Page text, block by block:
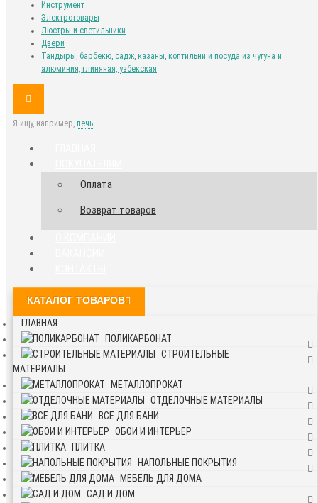
Инструмент
Электротовары
Люстры и светильники
Двери
Тандыры, барбекю, садж, казаны, коптильни и посуда из чугуна и
алюминия, глиняная, узбекская
Я ищу, например, печь
Оплата
Возврат товаров
КАТАЛОГ ТОВАРОВ
ГЛАВНАЯ
ПОЛИКАРБОНАТ
СТРОИТЕЛЬНЫЕ
МАТЕРИАЛЫ
МЕТАЛЛОПРОКАТ
ОТДЕЛОЧНЫЕ МАТЕРИАЛЫ
ВСЕ ДЛЯ БАНИ
ОБОИ И ИНТЕРЬЕР
ПЛИТКА
НАПОЛЬНЫЕ ПОКРЫТИЯ
МЕБЕЛЬ ДЛЯ ДОМА
САД И ДОМ